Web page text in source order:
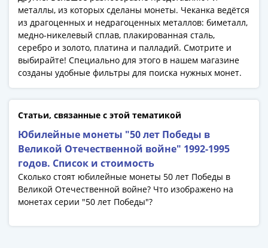
металлы, из которых сделаны монеты. Чеканка ведётся
из драгоценных и недрагоценных металлов: биметалл,
медно-никелевый сплав, плакированная сталь,
серебро и золото, платина и палладий. Смотрите и
выбирайте! Специально для этого в нашем магазине
созданы удобные фильтры для поиска нужных монет.
Статьи, связанные с этой тематикой
Юбилейные монеты "50 лет Победы в
Великой Отечественной войне" 1992-1995
годов. Список и стоимость
Сколько стоят юбилейные монеты 50 лет Победы в
Великой Отечественной войне? Что изображено на
монетах серии "50 лет Победы"?